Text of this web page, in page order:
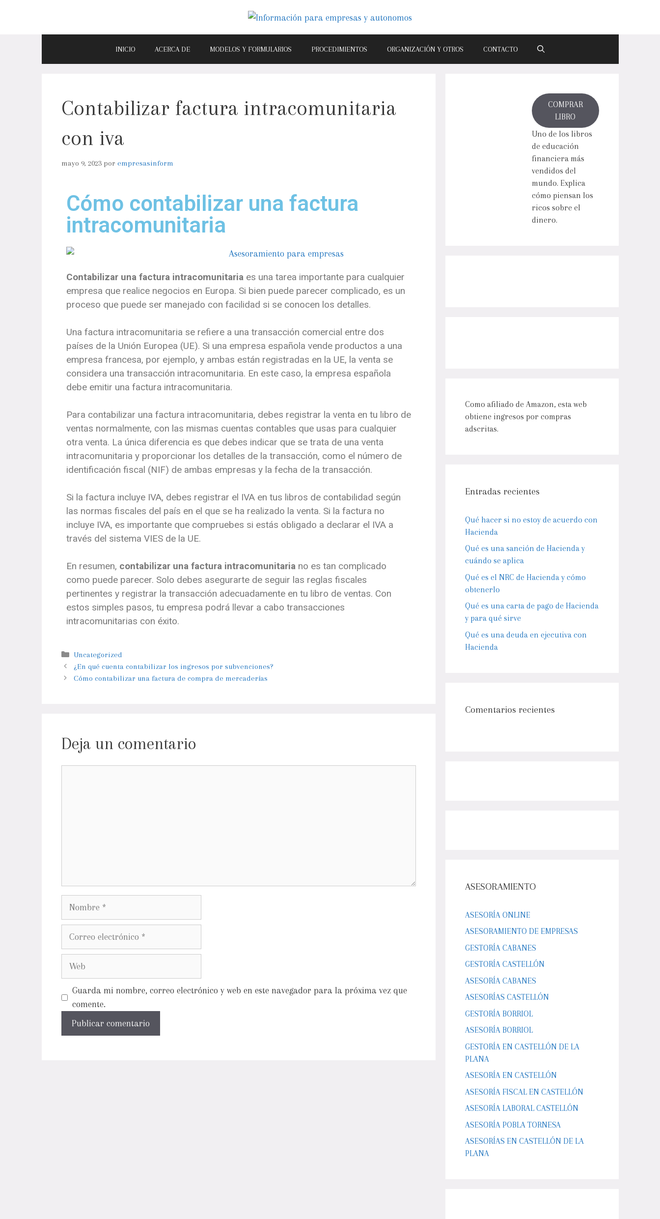
INICIO ACERCA DE MODELOS Y FORMULARIOS PROCEDIMIENTOS ORGANIZACIÓN Y OTROS CONTACTO
Contabilizar factura intracomunitaria
con iva
mayo 9, 2023 por empresasinform
Cómo contabilizar una factura
intracomunitaria
Contabilizar una factura intracomunitariaes una tarea importante para cualquier
empresa que realice negocios en Europa. Si bien puede parecer complicado, es un
proceso que puede ser manejado con facilidad si se conocen los detalles.
Una factura intracomunitaria se refiere a una transacción comercial entre dos
países de la Unión Europea (UE). Si una empresa española vende productos a una
empresa francesa, por ejemplo, y ambas están registradas en la UE, la venta se
considera una transacción intracomunitaria. En este caso, la empresa española
debe emitir una factura intracomunitaria.
Para contabilizar una factura intracomunitaria, debes registrar la venta en tu libro de
ventas normalmente, con las mismas cuentas contables que usas para cualquier
otra venta. La única diferencia es que debes indicar que se trata de una venta
intracomunitaria y proporcionar los detalles de la transacción, como el número de
identificación fiscal (NIF) de ambas empresas y la fecha de la transacción.
Si la factura incluye IVA, debes registrar el IVA en tus libros de contabilidad según
las normas fiscales del país en el que se ha realizado la venta. Si la factura no
incluye IVA, es importante que compruebes si estás obligado a declarar el IVA a
través del sistema VIES de la UE.
En resumen, contabilizar una factura intracomunitariano es tan complicado
como puede parecer. Solo debes asegurarte de seguir las reglas fiscales
pertinentes y registrar la transacción adecuadamente en tu libro de ventas. Con
estos simples pasos, tu empresa podrá llevar a cabo transacciones
intracomunitarias con éxito.
Uncategorized
¿En qué cuenta contabilizar los ingresos por subvenciones?
Cómo contabilizar una factura de compra de mercaderías
Deja un comentario
Guarda mi nombre, correo electrónico y web en este navegador para la próxima vez que
comente.
COMPRAR
LIBRO
Uno de los libros
de educación
financiera más
vendidos del
mundo. Explica
cómo piensan los
ricos sobre el
dinero.
Como afiliado de Amazon, esta web
obtiene ingresos por compras
adscritas.
Entradas recientes
Qué hacer si no estoy de acuerdo con
Hacienda
Qué es una sanción de Hacienda y
cuándo se aplica
Qué es el NRC de Hacienda y cómo
obtenerlo
Qué es una carta de pago de Hacienda
y para qué sirve
Qué es una deuda en ejecutiva con
Hacienda
Comentarios recientes
ASESORAMIENTO
ASESORÍA ONLINE
ASESORAMIENTO DE EMPRESAS
GESTORÍA CABANES
GESTORÍA CASTELLÓN
ASESORÍA CABANES
ASESORÍAS CASTELLÓN
GESTORÍA BORRIOL
ASESORÍA BORRIOL
GESTORÍA EN CASTELLÓN DE LA
PLANA
ASESORÍA EN CASTELLÓN
ASESORÍA FISCAL EN CASTELLÓN
ASESORÍA LABORAL CASTELLÓN
ASESORÍA POBLA TORNESA
ASESORÍAS EN CASTELLÓN DE LA
PLANA